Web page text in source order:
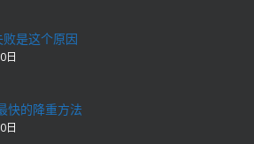
是这个原因
日
快的降重方法
日